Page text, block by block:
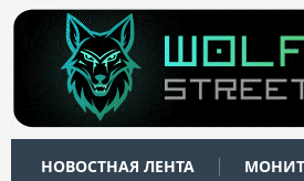
НОВОСТНАЯ ЛЕНТА